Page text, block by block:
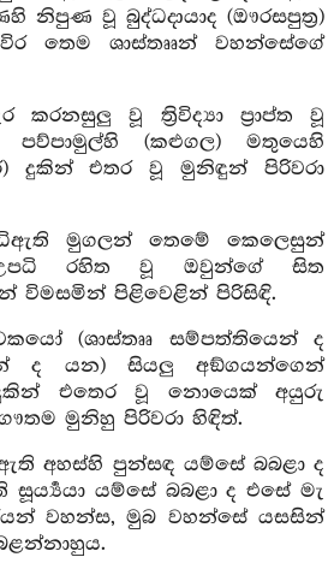
නිපුණ වූ බුද්ධදායාද (ඖරසපුත්‍ර)
තෙම ශාස්තෲන් වහන්සේගේ
කරනසුලු වූ ත්‍රිවිද්‍යා ප්‍රාප්ත වූ
පව්පාමුල්හි (කළුගල) මතුයෙහි
දුකින් එතර වූ මුනිඳුන් පිරිවරා
මුගලන් තෙමේ කෙලෙසුන්
රහිත වූ ඔවුන්ගේ සිත
විමසමින් පිළිවෙළින් පිරිසිඳි.
(ශාස්තෲ සම්පත්තියෙන් ද
ද යන) සියලු අඞ්ගයන්ගෙන්
එතෙර වූ නොයෙක් අයුරු
මුනිහු පිරිවරා හිඳිත්.
ඇති අහස්හි පුන්සඳ යම්සේ බබළා ද
යම්සේ බබළා ද එසේ මැ
වහන්ස, මුබ වහන්සේ යසසින්